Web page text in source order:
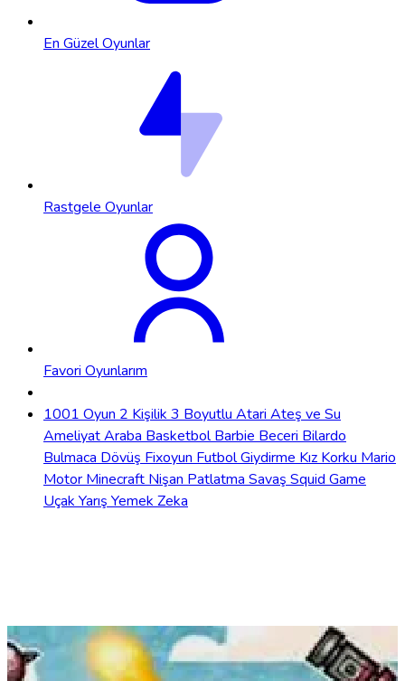
En Güzel Oyunlar
Rastgele Oyunlar
Favori Oyunlarım
1001 Oyun 2 Kişilik 3 Boyutlu Atari Ateş ve Su
AmeliyatAraba BasketbolBarbie Beceri Bilardo
Bulmaca Dövüş Fixoyun FutbolGiydirme Kız Korku Mario
Motor Minecraft Nişan Patlatma Savaş Squid Game
Uçak Yarış Yemek Zeka